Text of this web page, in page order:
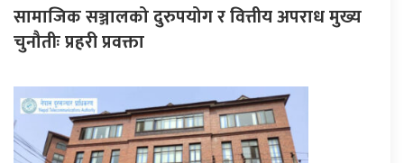
सामाजिक सञ्जालको दुरुपयोग र वित्तीय अपराध मुख्य
चुनौतीः प्रहरी प्रवक्ता